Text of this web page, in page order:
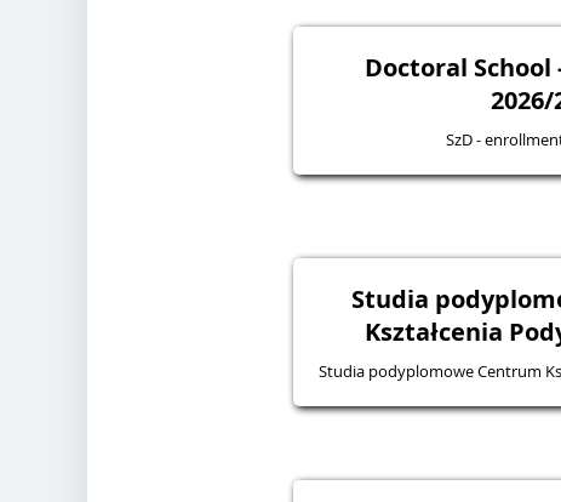
Doctoral
2026/
SzD -
Studia
Kształcenia
Studia podyplomowe Centrum